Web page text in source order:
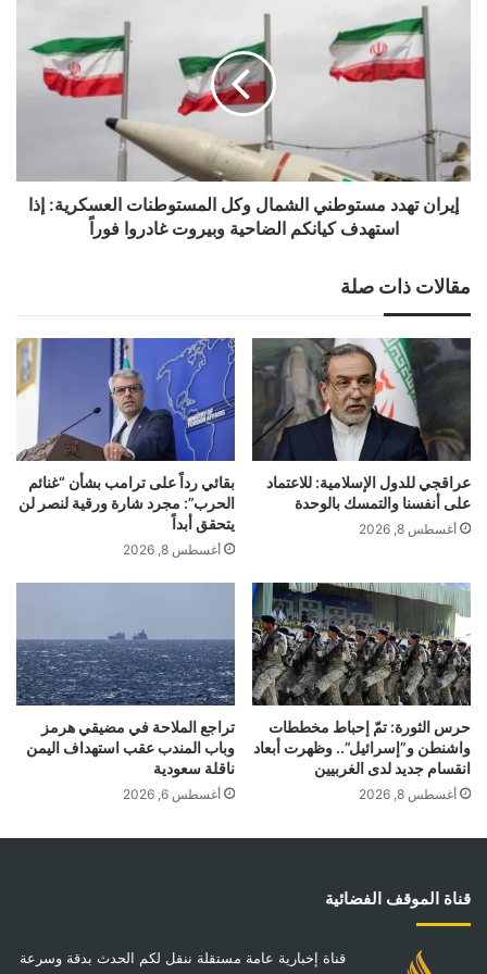
مستوطني
المستوطنات
العسكرية:
إذا
استهدف
كيانكم
فوراً
إيران تهدد مستوطني الشمال وكل المستوطنات العسكرية: إذا
استهدف كيانكم الضاحية وبيروت غادروا فوراً
مقالات ذات صلة
عراقجي للدول الإسلامية: للاعتماد
على أنفسنا والتمسك بالوحدة
أغسطس 8, 2026
بقائي رداً على ترامب بشأن “غنائم
الحرب”: مجرد شارة ورقية لنصر لن
يتحقق أبداً
أغسطس 8, 2026
حرس الثورة: تمّ إحباط مخططات
واشنطن و”إسرائيل”.. وظهرت أبعاد
انقسام جديد لدى الغربيين
أغسطس 8, 2026
تراجع الملاحة في مضيقي هرمز
وباب المندب عقب استهداف اليمن
ناقلة سعودية
أغسطس 6, 2026
قناة الموقف الفضائية
قناة إخبارية عامة مستقلة ننقل لكم الحدث بدقة وسرعة